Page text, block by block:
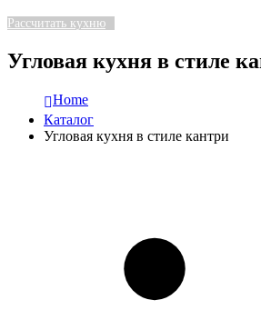
Рассчитать кухню
Угловая кухня в стиле
Home
Каталог
Угловая кухня в стиле кантри